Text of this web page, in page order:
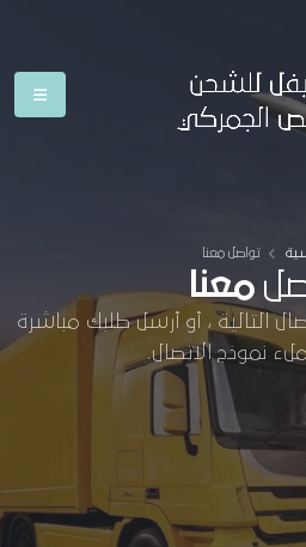
معنا
التالية ، أو أرسل طلبك مباشرة
نموذج الاتصال.
تواصل معنا